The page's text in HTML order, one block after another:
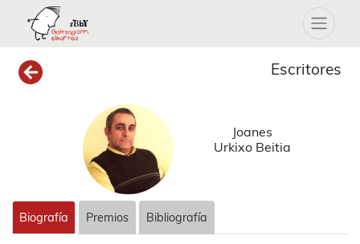
Escritores
Joanes
Urkixo Beitia
Biografía Premios Bibliografía